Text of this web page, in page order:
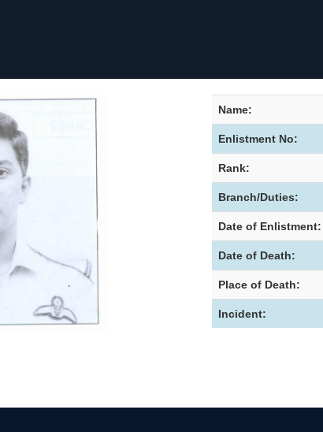
Name:
Enlistment No:
Rank:
Branch/Duties:
Date of Enlistment:
Date of Death:
Place of Death:
Incident: